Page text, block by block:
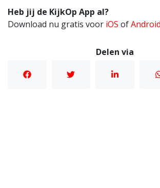
Heb jij de KijkOp App al?
Download nu gratis voor iOS ofAndroid
Delen via